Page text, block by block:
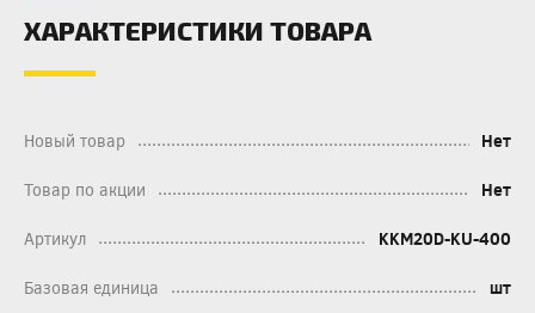
ХАРАКТЕРИСТИКИ ТОВАРА
Новый товар Нет
Товар по акции Нет
Артикул KKM20D-KU-400
Базовая единица шт